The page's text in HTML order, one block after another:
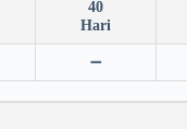
40
Hari
➖